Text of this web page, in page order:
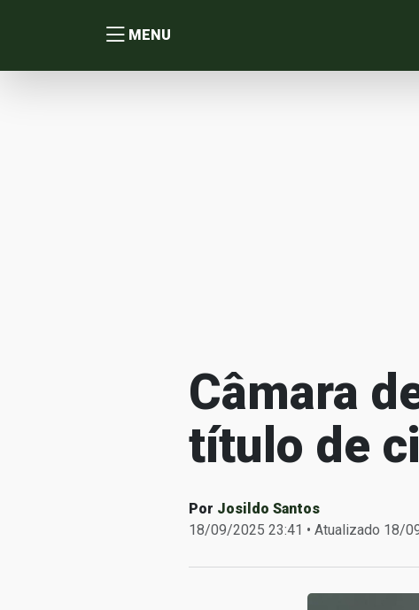
MENU
Câmara
título de
Por Josildo Santos
18/09/2025 23:41 • Atualizado 18/